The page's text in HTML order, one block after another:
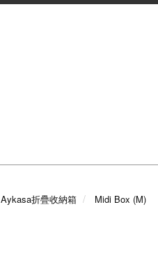
Aykasa折疊收納箱 Midi Box (M)